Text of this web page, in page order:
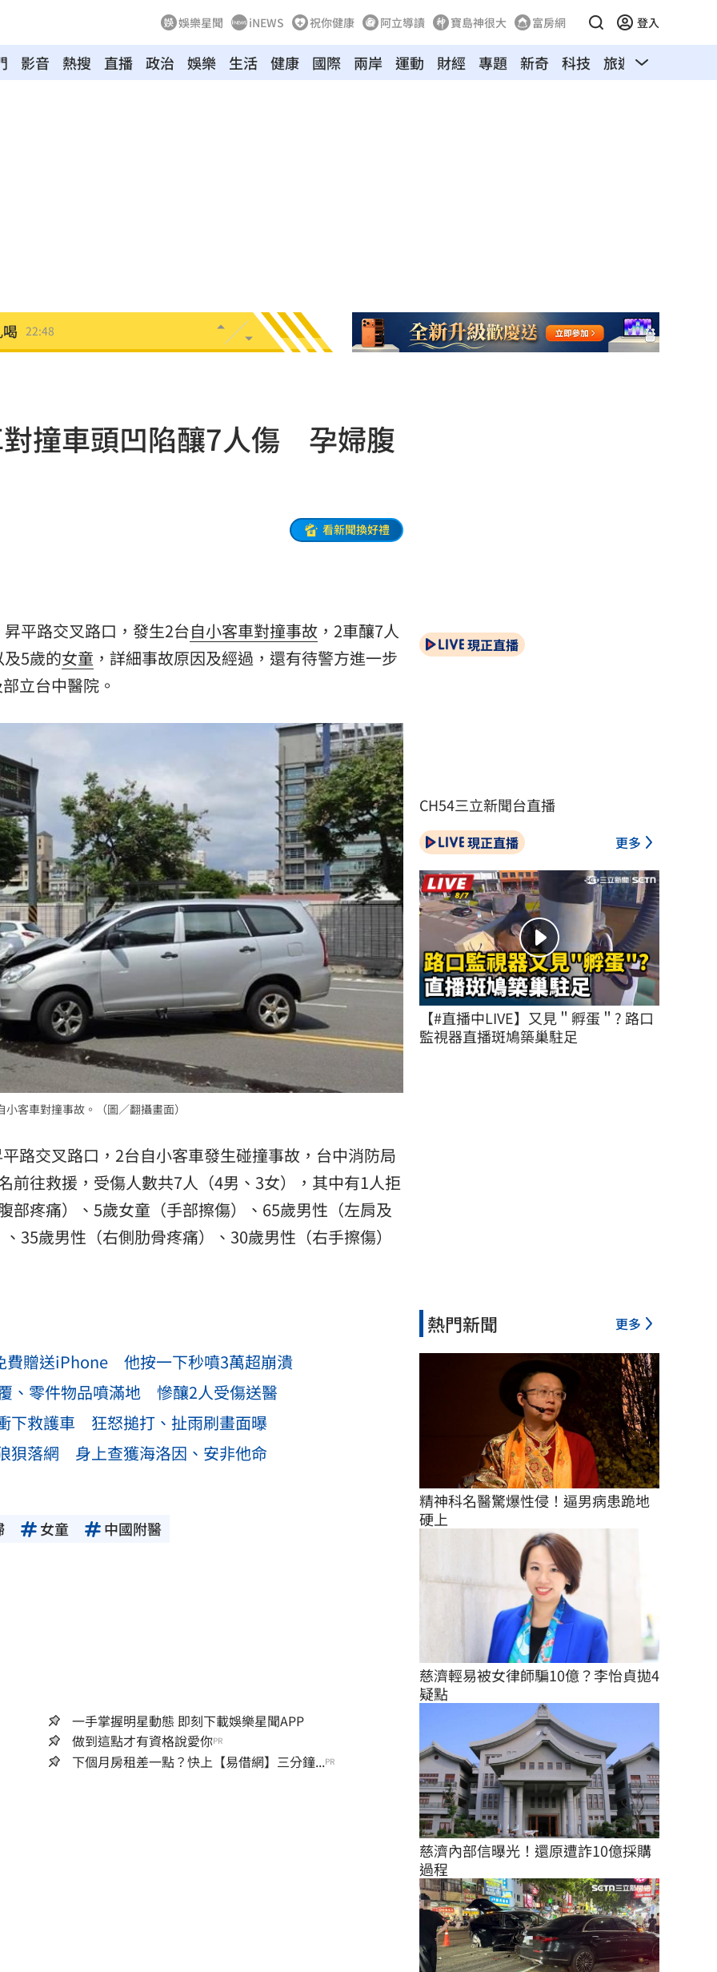
娛樂星聞 iNEWS 祝你健康 阿立導讀 寶島神很大 富房網 登入
影音 熱搜 直播 政治 娛樂 生活 健康 國際 兩岸 運動 財經 專題 新奇 科技 旅遊 汽車
22:48
22:29
22:13
22:11
22:07
22:02
21:59
21:55
12:00
12:00
10:30
10:00
撞車頭凹陷釀7人傷 孕婦腹
看新聞換好禮
平路交叉路口，發生2台自小客車對撞事故 ，2車釀7人
5歲的女童 ，詳細事故原因及經過，還有待警方進一步
立台中醫院。
客車對撞事故。（圖／翻攝畫面）
路交叉路口，2台自小客車發生碰撞事故，台中消防局
前往救援，受傷人數共7人（4男、3女），其中有1人拒
部疼痛）、5歲女童（手部擦傷）、65歲男性（左肩及
35歲男性（右側肋骨疼痛）、30歲男性（右手擦傷）
費贈送iPhone 他按一下秒噴3萬超崩潰
、零件物品噴滿地 慘釀2人受傷送醫
下救護車 狂怒搥打、扯雨刷畫面曝
狽落網 身上查獲海洛因、安非他命
女童 中國附醫
一手掌握明星動態 即刻下載娛樂星聞APP
做到這點才有資格說愛你PR
下個月房租差一點？快上【易借網】三分鐘...PR
現正直播
CH54三立新聞台直播
現正直播 更多
【#直播中LIVE】又見＂孵蛋＂? 路口
監視器直播斑鳩築巢駐足
熱門新聞 更多
精神科名醫驚爆性侵！逼男病患跪地
硬上
慈濟輕易被女律師騙10億？李怡貞拋4
疑點
慈濟內部信曝光！還原遭詐10億採購
過程